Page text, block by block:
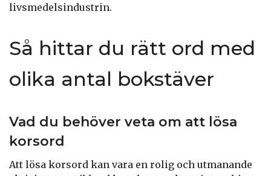
livsmedelsindustrin.
Så hittar du rätt ord med
olika antal bokstäver
Vad du behöver veta om att lösa
korsord
Att lösa korsord kan vara en rolig och utmanande